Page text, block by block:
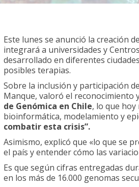
Este lunes se anunció la creación
integrará a universidades y
desarrollado en diferentes
posibles terapias.
Sobre la inclusión y participación
Manque, valoró el reconocimiento
de Genómica en Chile, lo que
bioinformática, modelamiento y
combatir esta crisis”.
Asimismo, explicó que «lo que se
el país y entender cómo las
Es que según cifras entregadas
en los más de 16.000 genomas